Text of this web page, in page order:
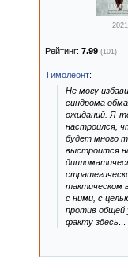
2021
Рейтинг: 7.99 (101)
Тимолеонт:
Не могу
синдрома
ожиданий. Я-
настроился,
будет много
выстроится
тактическом
с ними, с
против общей
факту здесь